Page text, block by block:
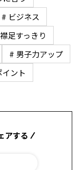
# ビジネス
足すっきり
# 男子力アップ
ント
アする